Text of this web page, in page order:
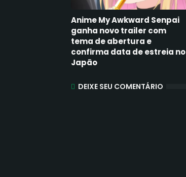
Anime My Awkward Senpai
ganha novo trailer com
tema de abertura e
confirma data de estreia no
Japão
DEIXE SEU COMENTÁRIO